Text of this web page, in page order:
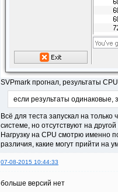
SVPmark прогнал, результаты
если результаты одинаковые,
Всё для теста запускал на
системе, но отсутствуют на
Нагрузку на CPU смотрю именно
различия, какие могут прийти на
07-08-2015 10:44:33
больше версий нет